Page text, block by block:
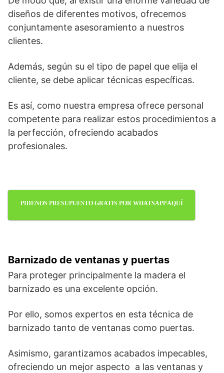
diseños de diferentes motivos, ofrecemos
conjuntamente asesoramiento a nuestros
clientes.
Además, según su el tipo de papel que elija el
cliente, se debe aplicar técnicas específicas.
Es así, como nuestra empresa ofrece personal
competente para realizar estos procedimientos a
la perfección, ofreciendo acabados
profesionales.
PIDENOS PRESUPUESTO GRATIS POR WHATSAPP AQUÍ
Barnizado de ventanas y puertas
Para proteger principalmente la madera el
barnizado es una excelente opción.
Por ello, somos expertos en esta técnica de
barnizado tanto de ventanas como puertas.
Asimismo, garantizamos acabados impecables,
ofreciendo un mejor aspecto a las ventanas y